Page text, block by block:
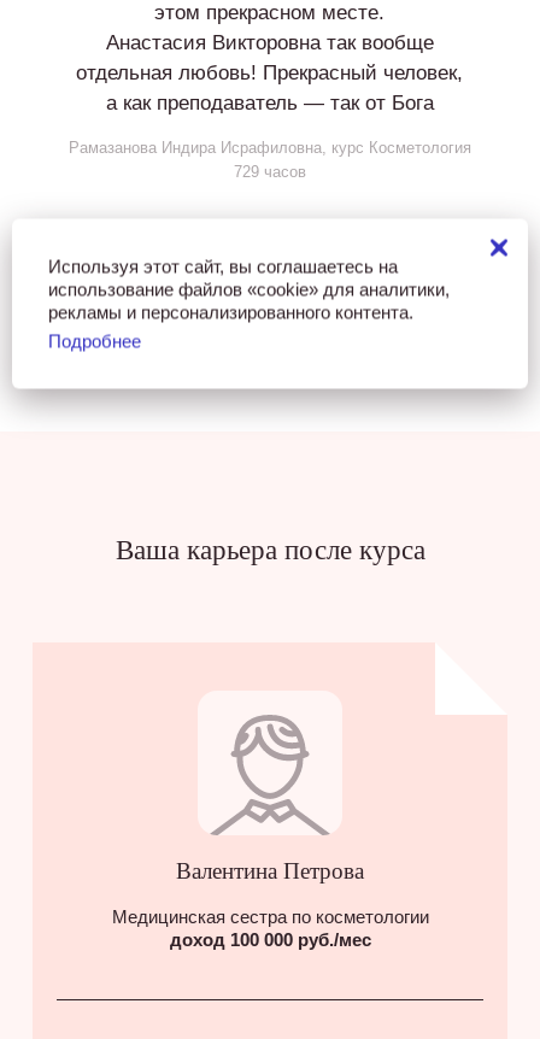
этом прекрасном месте.
Анастасия Викторовна так вообще
отдельная любовь! Прекрасный человек,
а как преподаватель — так от Бога
Рамазанова Индира Исрафиловна, курс Косметология
729 часов
ВСЕ ОТЗЫВЫ
Ваша карьера после курса
Валентина Петрова
Медицинская сестра по косметологии
доход 100 000 руб./мес
Используя этот сайт, вы соглашаетесь на
использование файлов «cookie» для аналитики,
рекламы и персонализированного контента.
Подробнее